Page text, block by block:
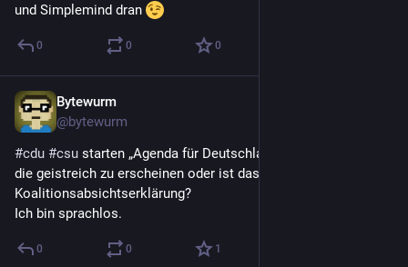
und Simplemind dran
0 0 0
Bytewurm
@bytewurm
#cdu #csu starten „Agenda für Deutschland“ - Afd. Versuchen
die geistreich zu erscheinen oder ist das eine
Koalitionsabsichtserklärung?
Ich bin sprachlos.
0 0 1